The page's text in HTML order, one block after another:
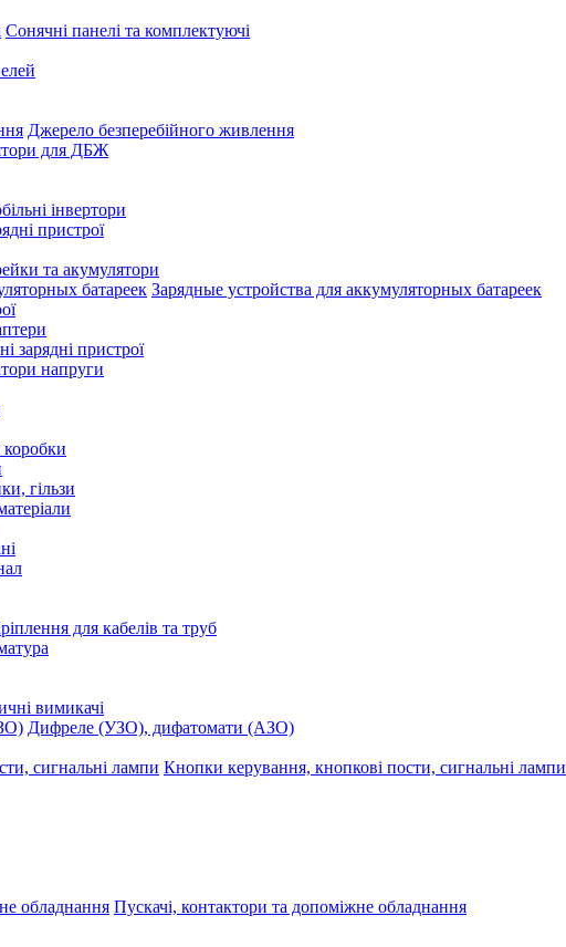
Сонячні панелі та комплектуючі
Джерело безперебійного живлення
для ДБЖ
інвертори
пристрої
та акумулятори
Зарядные устройства для аккумуляторных батареек
зарядні пристрої
напруги
коробки
гільзи
для кабелів та труб
вимикачі
Дифреле (УЗО), дифатомати (АЗО)
Кнопки керування, кнопкові пости, сигнальні лампи
Пускачі, контактори та допоміжне обладнання